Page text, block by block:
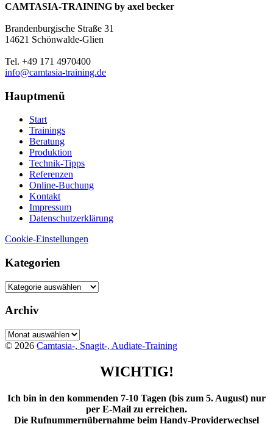
CAMTASIA-TRAINING by axel becker
Brandenburgische Straße 31
14621 Schönwalde-Glien
Tel. +49 171 4970400
info@camtasia-training.de
Hauptmenü
Start
Trainings
Beratung
Produktion
Technik-Tipps
Referenzen
Online-Buchung
Kontakt
Impressum
Datenschutzerklärung
Cookie-Einstellungen
Kategorien
Kategorien
Archiv
Archiv
© 2026 Camtasia-, Snagit-, Audiate-Training
WICHTIG!
Ich bin in den kommenden 7-10 Tagen (bis zum 5. August) nur
per E-Mail zu erreichen.
Die Rufnummernübernahme beim Handy-Providerwechsel